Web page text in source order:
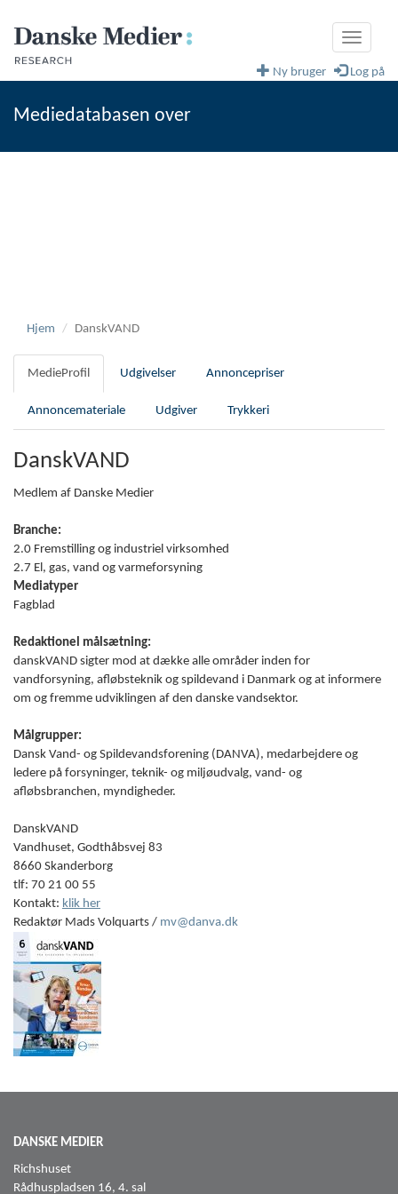
Toggle
Log på
Ny bruger
Mediedatabasen over
Hjem DanskVAND
MedieProfil Udgivelser Annoncepriser
Annoncemateriale Udgiver Trykkeri
DanskVAND
Medlem af Danske Medier
Branche:
2.0 Fremstilling og industriel virksomhed
2.7 El, gas, vand og varmeforsyning
Mediatyper
Fagblad
Redaktionel målsætning:
danskVAND sigter mod at dække alle områder inden for
vandforsyning, afløbsteknik og spildevand i Danmark og at informere
om og fremme udviklingen af den danske vandsektor.
Målgrupper:
Dansk Vand- og Spildevandsforening (DANVA), medarbejdere og
ledere på forsyninger, teknik- og miljøudvalg, vand- og
afløbsbranchen, myndigheder.
DanskVAND
Vandhuset, Godthåbsvej 83
8660 Skanderborg
tlf: 70 21 00 55
Kontakt: klik her
Redaktør Mads Volquarts / mv@danva.dk
DANSKE MEDIER
Richshuset
Rådhuspladsen 16, 4. sal